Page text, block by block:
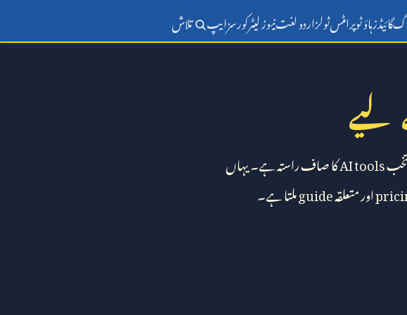
گائیڈزہاؤ ٹوپرامٹسٹولزاردو لغتنیوز لیٹرکورسزایپ تلاش
AI toolsکا صاف راستہ ہے۔ یہاں
اور متعلقہguideملتا ہے۔